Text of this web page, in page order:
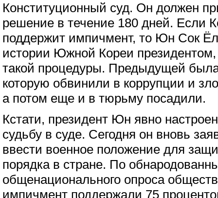
Конституционный суд. Он должен
решение в течение 180 дней. Если
поддержит импичмент, то Юн Сок
истории Южной Кореи
такой процедуры. Предыдущей
которую обвинили в коррупции и
а потом еще и в тюрьму посадили.
Кстати, президент Юн явно
судьбу в суде. Сегодня он вновь
ввести военное положение для
порядка в стране. По
общенационального опроса
импичмент поддержали 75